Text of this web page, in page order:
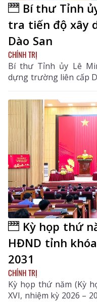
Bí thư Tỉnh
tra tiến độ xây
Dào San
CHÍNH TRỊ
Bí thư Tỉnh ủy Lê
dựng trường liên cấp
Kỳ họp thứ
HĐND tỉnh
2031
CHÍNH TRỊ
Kỳ họp thứ năm (Kỳ
XVI, nhiệm kỳ 2026 –